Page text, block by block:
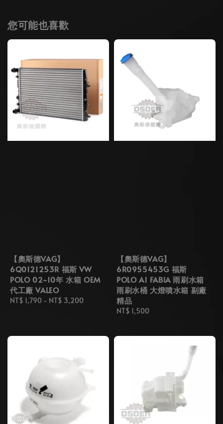
您可能也喜歡
【奧斯德VAG】
6Q0121253R 福斯 VW
POLO 02~10年 水箱 OEM
代工廠 VALEO
Regular
NT$ 1,790 - NT$ 3,200
【奧斯德VAG】
6R0955453G 福斯
POLO A1 FABIA 雨刷水箱
雨刷水桶 大燈噴水箱 副廠
精品
Regular
NT$ 1,500